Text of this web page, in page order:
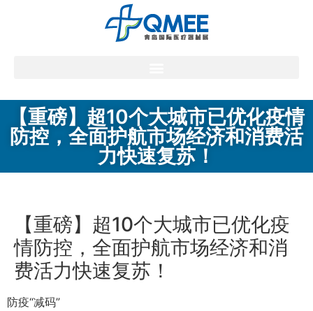
【重磅】超10个大城市已优化疫情
防控，全面护航市场经济和消费活
力快速复苏！
【重磅】超10个大城市已优化疫
情防控，全面护航市场经济和消
费活力快速复苏！
防疫“减码”